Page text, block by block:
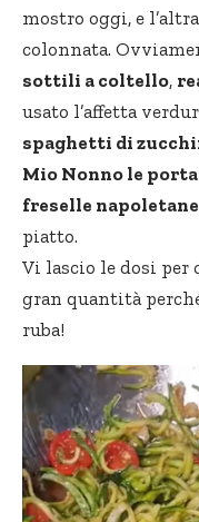
mostro oggi, e
colonnata.
sottili a coltello,
usato l’affetta
spaghetti di
Mio Nonno le
freselle napoletane
piatto.
Vi lascio le dosi per
gran quantità
ruba!